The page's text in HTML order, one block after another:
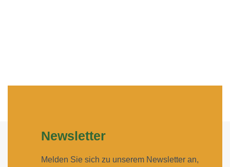
Newsletter
Melden Sie sich zu unserem Newsletter an,